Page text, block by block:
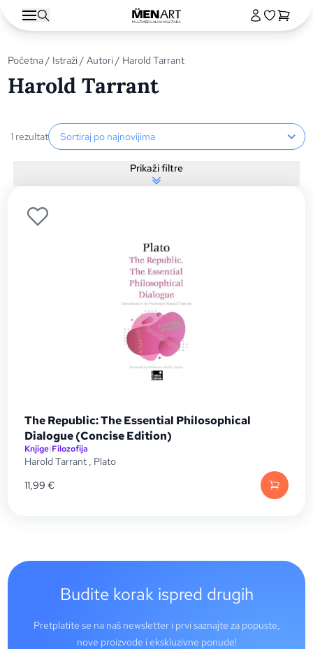
Početna/ Istraži/Autori/ Harold Tarrant
Harold Tarrant
1 rezultatSortiranje proizvoda
Prikaži filtre
The Republic: The Essential Philosophical
Dialogue (Concise Edition)
Knjige|Filozofija
Harold Tarrant , Plato
11,99€
Budite korak ispred drugih
Pretplatite se na naš newsletter i prvi saznajte za popuste,
nove proizvode i ekskluzivne ponude!